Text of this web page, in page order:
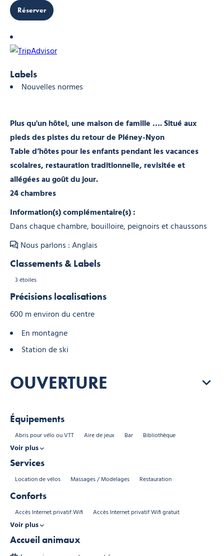
Plus qu'un hôtel, une maison de famille …. Situé aux
pieds des pistes du retour de Pléney-Nyon
Table d’hôtes pour les enfants pendant les vacances
scolaires, restauration traditionnelle, revisitée et
allégées au goût du jour.
24 chambres
Information(s) complémentaire(s) :
Dans chaque chambre, bouilloire, peignoirs et chaussons
Nous parlons : Anglais
Classements & Labels
3 étoiles
Précisions localisations
600 m environ du centre
En montagne
Station de ski
OUVERTURE
Équipements
Abris pour vélo ou VTT Aire de jeux Bar Bibliothèque
Voir plus
Services
Location de vélos Massages / Modelages Restauration
Conforts
Accès Internet privatif Wifi Accès Internet privatif Wifi gratuit
Voir plus
Accueil animaux
Réserver
Labels
Nouvelles normes